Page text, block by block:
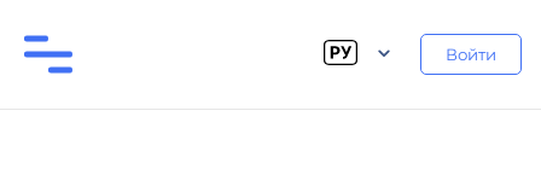
Войти